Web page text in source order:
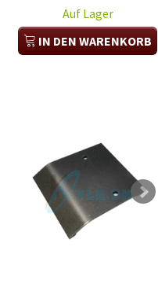
Auf Lager
IN DEN WARENKORB